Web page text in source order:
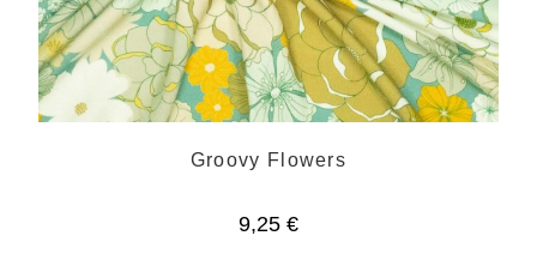
Groovy Flowers
9,25 €